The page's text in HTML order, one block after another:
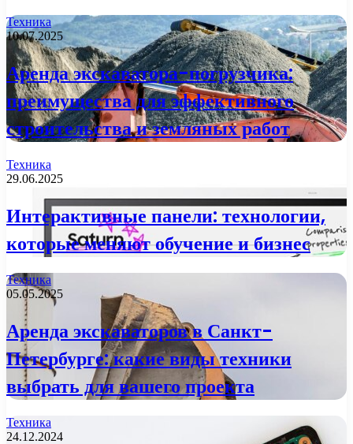
Техника
10.07.2025
Аренда экскаватора-погрузчика:
преимущества для эффективного
строительства и земляных работ
Техника
29.06.2025
Интерактивные панели: технологии,
которые меняют обучение и бизнес
Техника
05.05.2025
Аренда экскаваторов в Санкт-
Петербурге: какие виды техники
выбрать для вашего проекта
Техника
24.12.2024